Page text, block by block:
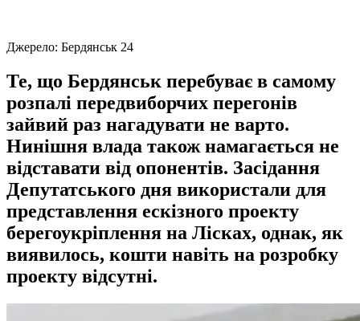
Джерело: Бердянськ 24
Те, що Бердянськ перебуває в самому
розпалі передвиборчих перегонів
зайвий раз нагадувати не варто.
Нинішня влада також намагається не
відставати від опонентів. Засідання
Депутатського дня використали для
представлення ескізного проекту
берегоукріплення на Лісках, однак, як
виявилось, кошти навіть на розробку
проекту відсутні.